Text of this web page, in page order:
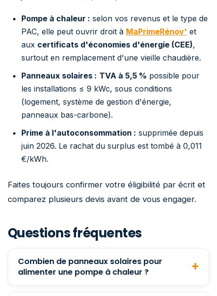
Pompe à chaleur : selon vos revenus et le type de
PAC, elle peut ouvrir droit à MaPrimeRénov' et
aux certificats d'économies d'énergie (CEE),
surtout en remplacement d'une vieille chaudière.
Panneaux solaires : TVA à 5,5 % possible pour
les installations ≤ 9 kWc, sous conditions
(logement, système de gestion d'énergie,
panneaux bas-carbone).
Prime à l'autoconsommation : supprimée depuis
juin 2026. Le rachat du surplus est tombé à 0,011
€/kWh.
Faites toujours confirmer votre éligibilité par écrit et
comparez plusieurs devis avant de vous engager.
Questions fréquentes
Combien de panneaux solaires pour
alimenter une pompe à chaleur ?